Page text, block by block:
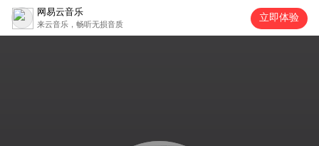
网易云音乐
来云音乐，畅听无损音质
立即体验